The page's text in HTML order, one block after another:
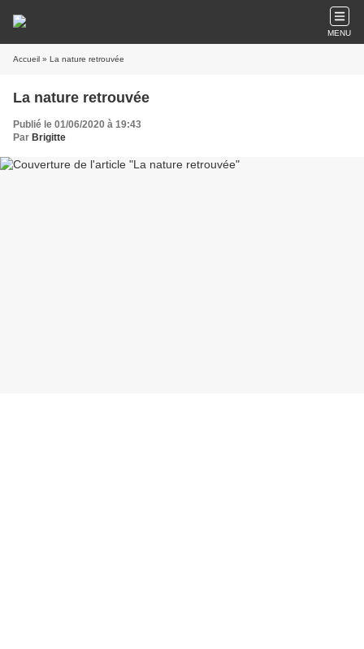
MENU
Accueil » La nature retrouvée
La nature retrouvée
Publié le 01/06/2020 à 19:43
Par Brigitte